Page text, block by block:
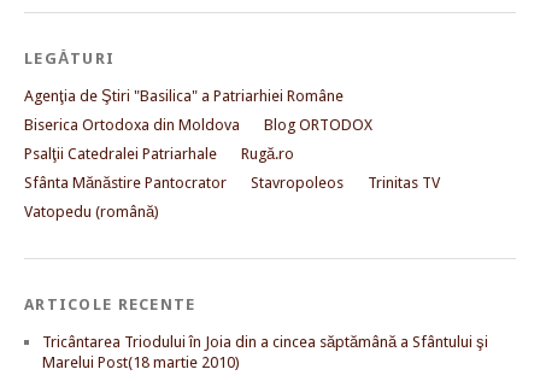
LEGĂTURI
Agenţia de Ştiri "Basilica" a Patriarhiei Române
Biserica Ortodoxa din Moldova
Blog ORTODOX
Psalţii Catedralei Patriarhale
Rugă.ro
Sfânta Mănăstire Pantocrator
Stavropoleos
Trinitas TV
Vatopedu (română)
ARTICOLE RECENTE
Tricântarea Triodului în Joia din a cincea săptămână a Sfântului şi
Marelui Post(18 martie 2010)